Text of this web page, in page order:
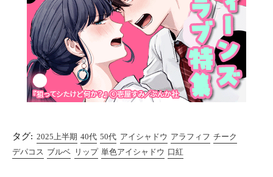
タグ: 2025上半期 40代 50代 アイシャドウ アラフィフ チーク
デパコス ブルベ リップ 単色アイシャドウ 口紅